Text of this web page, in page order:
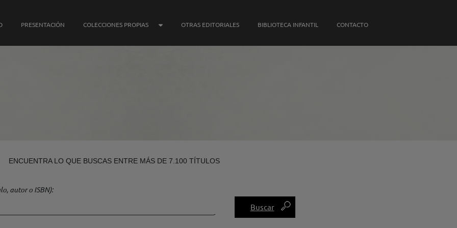
PRESENTACIÓN COLECCIONES PROPIAS SUBMENÚ COLECCIONES PROPIAS
OTRAS EDITORIALES BIBLIOTECA INFANTIL CONTACTO
ENCUENTRA LO QUE BUSCAS ENTRE MÁS DE 7.100 TÍTULOS
autor o ISBN)